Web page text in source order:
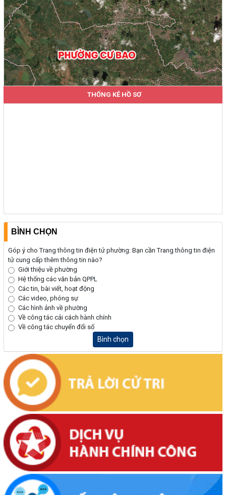
THỐNG KÊ HỒ SƠ
BÌNH CHỌN
Góp ý cho Trang thông tin điện tử phường: Bạn cần Trang thông tin điện
tử cung cấp thêm thông tin nào?
Giới thiệu về phường
Hệ thống các văn bản QPPL
Các tin, bài viết, hoạt động
Các video, phóng sự
Các hình ảnh về phường
Về công tác cải cách hành chính
Về công tác chuyển đổi số
Bình chọn